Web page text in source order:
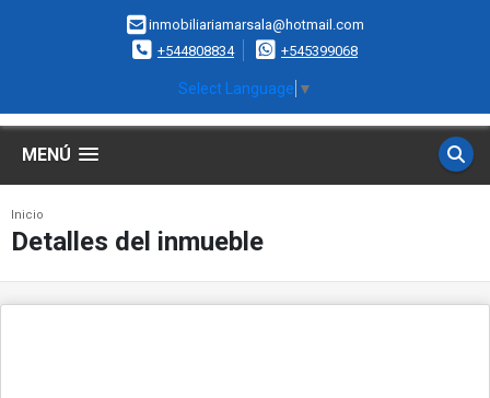
inmobiliariamarsala@hotmail.com
+544808834
+545399068
Select Language ▼
MENÚ
Inicio
Detalles del inmueble